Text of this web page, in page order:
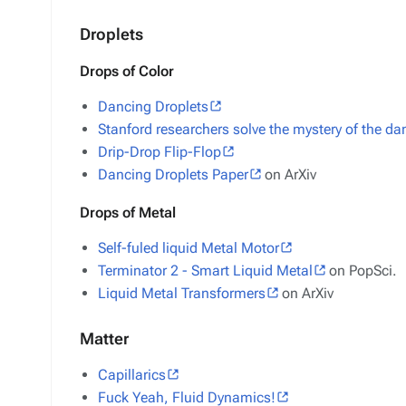
Droplets
Drops of Color
Dancing Droplets
Stanford researchers solve the mystery of the
Drip-Drop Flip-Flop
Dancing Droplets Paper
on ArXiv
Drops of Metal
Self-fuled liquid Metal Motor
Terminator 2 - Smart Liquid Metal
on PopSci.
Liquid Metal Transformers
on ArXiv
Matter
Capillarics
Fuck Yeah, Fluid Dynamics!